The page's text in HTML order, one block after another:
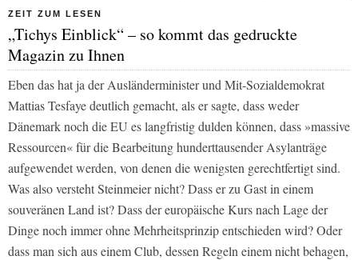
ZEIT ZUM LESEN
„Tichys Einblick“ – so kommt das gedruckte
Magazin zu Ihnen
Eben das hat ja der Ausländerminister und Mit-Sozialdemokrat
Mattias Tesfaye deutlich gemacht, als er sagte, dass weder
Dänemark noch die EU es langfristig dulden können, dass »massive
Ressourcen« für die Bearbeitung hunderttausender Asylanträge
aufgewendet werden, von denen die wenigsten gerechtfertigt sind.
Was also versteht Steinmeier nicht? Dass er zu Gast in einem
souveränen Land ist? Dass der europäische Kurs nach Lage der
Dinge noch immer ohne Mehrheitsprinzip entschieden wird? Oder
dass man sich aus einem Club, dessen Regeln einem nicht behagen,